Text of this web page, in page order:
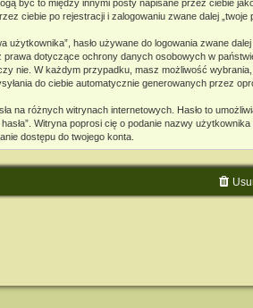
być to między innymi posty napisane przez ciebie
ciebie po rejestracji i zalogowaniu zwane dalej „twoje
hasło używane do logowania zwane
prawa dotyczące ochrony danych osobowych w
nie. W każdym przypadku, masz możliwość
do ciebie automatycznie generowanych przez
na różnych witrynach internetowych. Hasło to
Witryna poprosi cię o podanie nazwy
dostępu do twojego konta.